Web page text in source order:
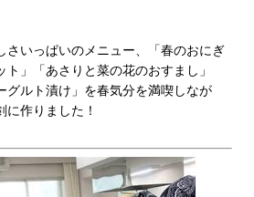
さいっぱいのメニュー、「春のおにぎ
ト」「あさりと菜の花のおすまし」
グルト漬け」を春気分を満喫しなが
に作りました！